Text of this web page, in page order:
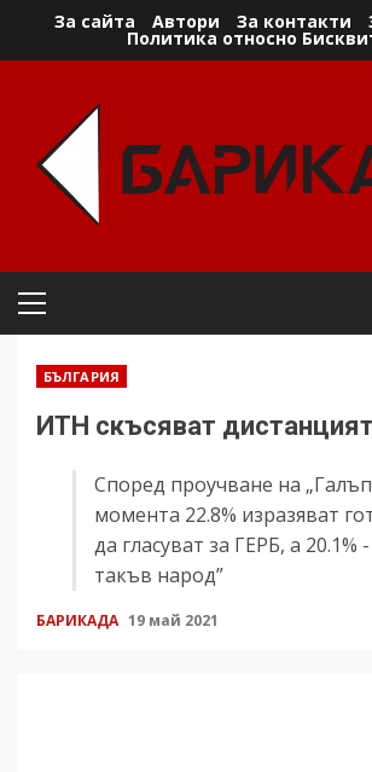
За сайта Автори За контакти
Политика относно
Primary
БЪЛГАРИЯ
ИТН скъсяват
Според проучване на
момента 22.8% изразяват
да гласуват за ГЕРБ, а 20.1%
такъв народ”
БАРИКАДА 19 май 2021